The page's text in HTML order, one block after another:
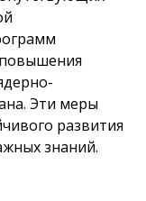
Эти меры
развития
знаний.